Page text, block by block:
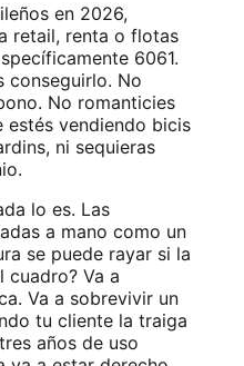
en 2026,
retail, renta o flotas
6061.
conseguirlo. No
No romanticies
estés vendiendo bicis
ni sequieras
lo es. Las
a mano como un
se puede rayar si la
cuadro? Va a
Va a sobrevivir un
tu cliente la traiga
años de uso